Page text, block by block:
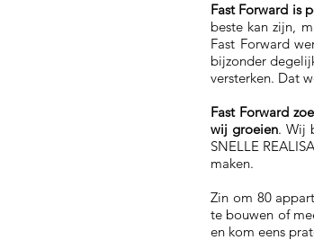
Fast Forward is
beste kan zijn,
Fast Forward
bijzonder
versterken. Dat
Fast Forward
wij groeien. Wij
SNELLE
maken.
Zin om 80
te bouwen of
en kom eens